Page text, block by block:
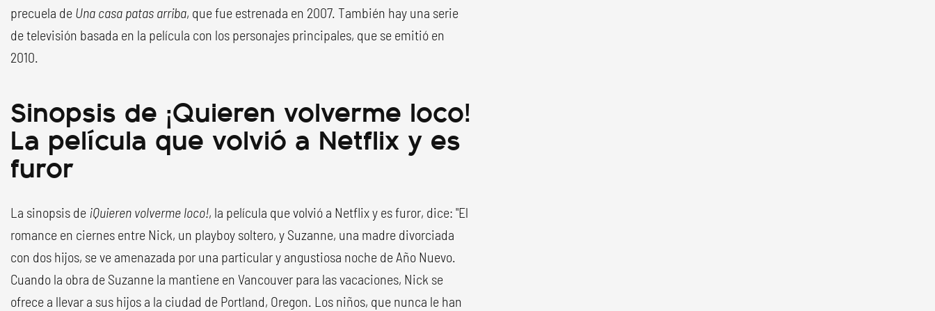
precuela de Una casa patas arriba, que fue estrenada en 2007. También hay una serie
de televisión basada en la película con los personajes principales, que se emitió en
2010.
Sinopsis de ¡Quieren volverme loco!
La película que volvió a Netflix y es
furor
La sinopsis de ¡Quieren volverme loco!, la película que volvió a Netflix y es furor, dice: "El
romance en ciernes entre Nick, un playboy soltero, y Suzanne, una madre divorciada
con dos hijos, se ve amenazada por una particular y angustiosa noche de Año Nuevo.
Cuando la obra de Suzanne la mantiene en Vancouver para las vacaciones, Nick se
ofrece a llevar a sus hijos a la ciudad de Portland, Oregon. Los niños, que nunca le han